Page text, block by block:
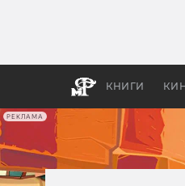
РЕКЛАМА
КНИГИ